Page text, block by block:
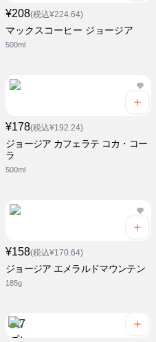
¥208(税込¥224.64)
マックスコーヒー ジョージア
500ml
¥178(税込¥192.24)
ジョージア カフェラテ コカ・コー
ラ
500ml
¥158(税込¥170.64)
ジョージア エメラルドマウンテン
185g